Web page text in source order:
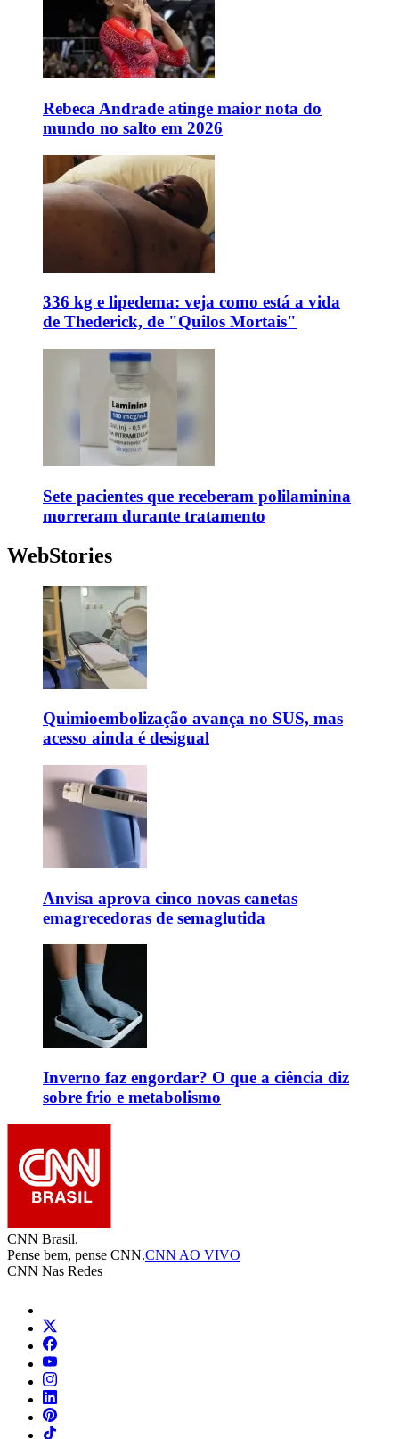
Rebeca Andrade atinge maior nota do
mundo no salto em 2026
336 kg e lipedema: veja como está a vida
de Thederick, de "Quilos Mortais"
Sete pacientes que receberam polilaminina
morreram durante tratamento
WebStories
Quimioembolização avança no SUS, mas
acesso ainda é desigual
Anvisa aprova cinco novas canetas
emagrecedoras de semaglutida
Inverno faz engordar? O que a ciência diz
sobre frio e metabolismo
CNN Brasil.
Pense bem, pense CNN.CNN AO VIVO
CNN Nas Redes